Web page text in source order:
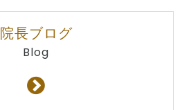
院長ブログ
Blog